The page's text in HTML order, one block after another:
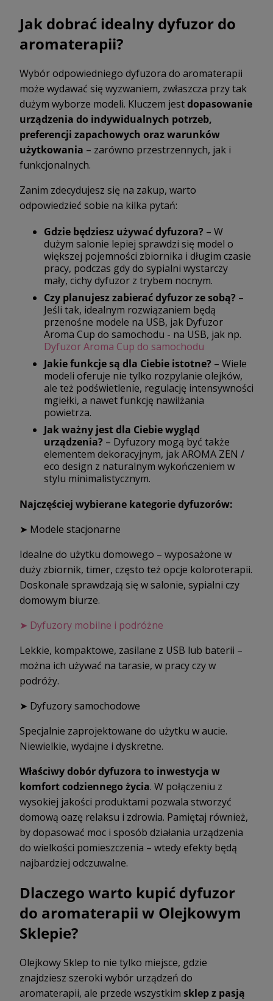
Jak dobrać idealny dyfuzor do
aromaterapii?
Wybór odpowiedniego dyfuzora do aromaterapii
może wydawać się wyzwaniem, zwłaszcza przy tak
dużym wyborze modeli. Kluczem jestdopasowanie
urządzenia do indywidualnych potrzeb,
preferencji zapachowych oraz warunków
użytkowania – zarówno przestrzennych, jak i
funkcjonalnych.
Zanim zdecydujesz się na zakup, warto
odpowiedzieć sobie na kilka pytań:
Gdzie będziesz używać dyfuzora? – W
dużym salonie lepiej sprawdzi się model o
większej pojemności zbiornika i długim czasie
pracy, podczas gdy do sypialni wystarczy
mały, cichy dyfuzor z trybem nocnym.
Czy planujesz zabierać dyfuzor ze sobą? –
Jeśli tak, idealnym rozwiązaniem będą
przenośne modele na USB, jak Dyfuzor
Aroma Cup do samochodu - na USB, jak np.
Dyfuzor Aroma Cup do samochodu
Jakie funkcje są dla Ciebie istotne? – Wiele
modeli oferuje nie tylko rozpylanie olejków,
ale też podświetlenie, regulację intensywności
mgiełki, a nawet funkcję nawilżania
powietrza.
Jak ważny jest dla Ciebie wygląd
urządzenia? – Dyfuzory mogą być także
elementem dekoracyjnym, jak AROMA ZEN /
eco design z naturalnym wykończeniem w
stylu minimalistycznym.
Najczęściej wybierane kategorie dyfuzorów:
➤ Modele stacjonarne
Idealne do użytku domowego – wyposażone w
duży zbiornik, timer, często też opcje koloroterapii.
Doskonale sprawdzają się w salonie, sypialni czy
domowym biurze.
➤ Dyfuzory mobilne i podróżne
Lekkie, kompaktowe, zasilane z USB lub baterii –
można ich używać na tarasie, w pracy czy w
podróży.
➤ Dyfuzory samochodowe
Specjalnie zaprojektowane do użytku w aucie.
Niewielkie, wydajne i dyskretne.
Właściwy dobór dyfuzora to inwestycja w
komfort codziennego życia. W połączeniu z
wysokiej jakości produktami pozwala stworzyć
domową oazę relaksu i zdrowia. Pamiętaj również,
by dopasować moc i sposób działania urządzenia
do wielkości pomieszczenia – wtedy efekty będą
najbardziej odczuwalne.
Dlaczego warto kupić dyfuzor
do aromaterapii w Olejkowym
Sklepie?
Olejkowy Sklep to nie tylko miejsce, gdzie
znajdziesz szeroki wybór urządzeń do
aromaterapii, ale przede wszystkim sklep z pasją